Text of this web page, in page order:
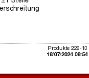
Produkte 229-10
18/07/2024 08:54